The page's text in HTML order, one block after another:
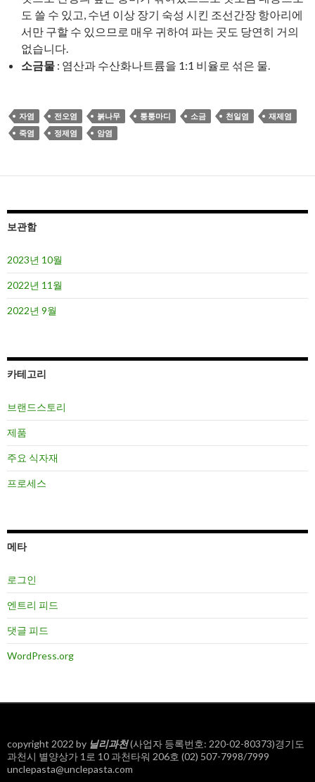
도 쓸 수 있고, 수년 이상 장기 숙성 시킨 조선간장 항아리에
서만 구할 수 있으므로 매우 귀하여 파는 곳도 당연히 거의
없습니다.
소금물 : 염산과 수산화나트륨을 1:1 비율로 섞은 물.
자염 전오염 붉나무 퉁퉁마디 소금 천일염
재제염
죽염
정제염 암염
보관함
2023년 10월
2022년 11월
2022년 9월
카테고리
브랜드스토리
제품
주요 식자재
프로세스
메타
로그인
엔트리 피드
댓글 피드
WordPress.org
copyright 2022 by 닐리과천(사업자 등록번호: 220-02-80373)경기도
과천시 별양상가 1로 10 과천타워 206호 (02) 507-7998/7999
unclepasta@unclepasta.com